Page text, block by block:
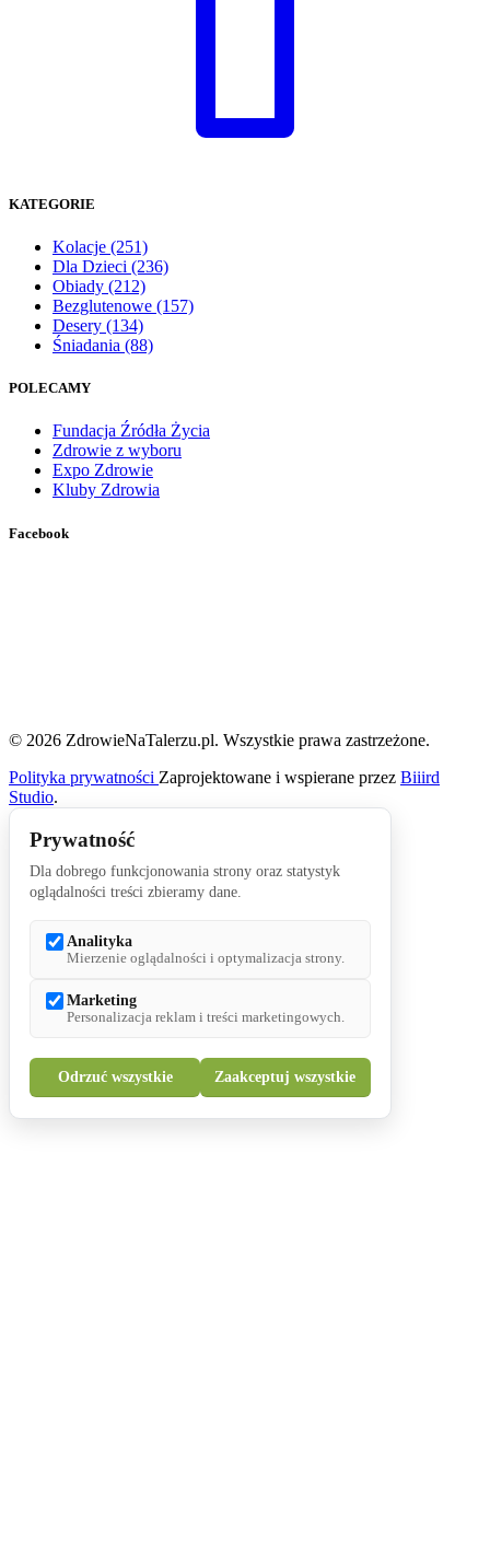
KATEGORIE
Kolacje (251)
Dla Dzieci (236)
Obiady (212)
Bezglutenowe (157)
Desery (134)
Śniadania (88)
POLECAMY
Fundacja Źródła Życia
Zdrowie z wyboru
Expo Zdrowie
Kluby Zdrowia
Facebook
© 2026 ZdrowieNaTalerzu.pl. Wszystkie prawa zastrzeżone.
Polityka prywatności Zaprojektowane i wspierane przez Biiird
Studio.
Prywatność
Dla dobrego funkcjonowania strony oraz statystyk
oglądalności treści zbieramy dane.
Analityka
Mierzenie oglądalności i optymalizacja strony.
Marketing
Personalizacja reklam i treści marketingowych.
Odrzuć wszystkie Zaakceptuj wszystkie